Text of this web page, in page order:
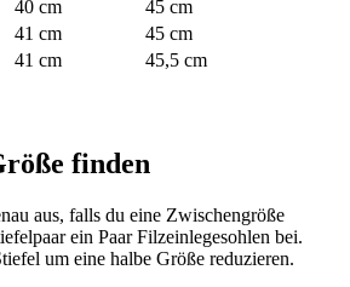
40 cm
45 cm
41 cm
45 cm
41 cm 45,5 cm
finden
aus, falls du eine Zwischengröße
ein Paar Filzeinlegesohlen bei.
um eine halbe Größe reduzieren.